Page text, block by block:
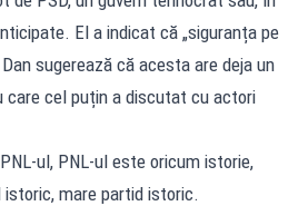
El a indicat că „siguranța pe
sugerează că acesta are deja un
care cel puțin a discutat cu actori
ul, PNL-ul este oricum istorie,
istoric, mare partid istoric.